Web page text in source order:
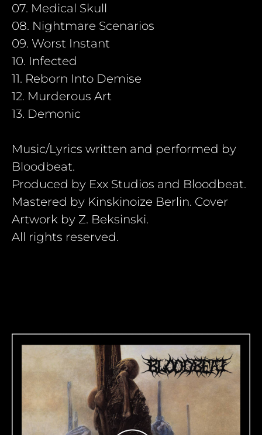
07. Medical Skull
08. Nightmare Scenarios
09. Worst Instant
10. Infected
11. Reborn Into Demise
12. Murderous Art
13. Demonic
Music/Lyrics written and performed by
Bloodbeat.
Produced by Exx Studios and Bloodbeat.
Mastered by Kinskinoize Berlin. Cover
Artwork by Z. Beksinski.
All rights reserved.